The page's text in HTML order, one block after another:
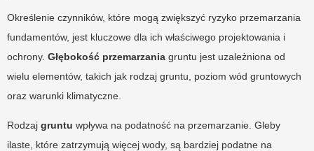
Określenie czynników, które mogą zwiększyć ryzyko przemarzania
fundamentów, jest kluczowe dla ich właściwego projektowania i
ochrony. Głębokość przemarzania gruntu jest uzależniona od
wielu elementów, takich jak rodzaj gruntu, poziom wód gruntowych
oraz warunki klimatyczne.
Rodzaj gruntu wpływa na podatność na przemarzanie. Gleby
ilaste, które zatrzymują więcej wody, są bardziej podatne na